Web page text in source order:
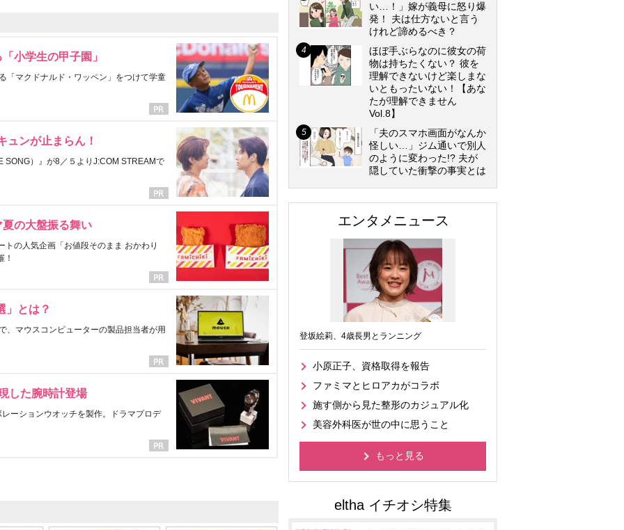
小学生の甲子園」
「マクドナルド・ワッペン」をつけて学童
ュンが止まらん！
SONG）』が8／５よりJ:COM STREAMで
の大盤振る舞い
の人気企画「お値段そのまま おかわり
！
」とは？
、マウスコンピューターの製品担当者が用
した腕時計登場
ーションウオッチを製作。ドラマプロデ
い…！」嫁が義母に怒り爆
発！ 夫は仕方ないと言う
けれど諦めるべき？
ほぼ手ぶらなのに彼女の荷
物は持ちたくない？ 彼を
理解できないけど楽しまな
いともったいない！【あな
たが理解できません
Vol.8】
「夫のスマホ画面がなんか
怪しい…」ジム通いで別人
のように変わった!? 夫が
隠していた衝撃の事実とは
エンタメニュース
登坂絵莉、4歳長男とランニング
小原正子、資格取得を報告
ファミマとヒロアカがコラボ
施す側から見た整形のカジュアル化
美容外科医が世の中に思うこと
もっと見る